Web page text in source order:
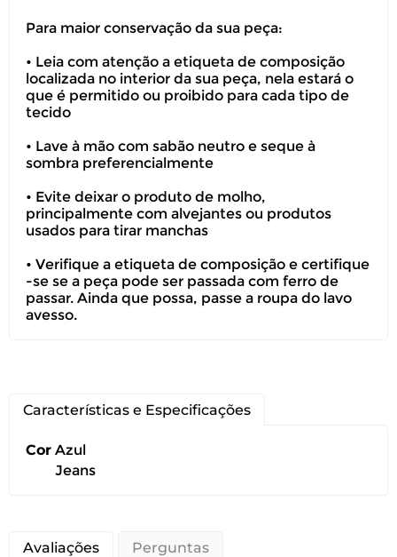
Você pode devolver este
produto gratuitamente.
recebimento do produto, para solicitar
a troca ou devolução caso seu produto
É importante revisar aspolíticas de
devolução
Para maior conservação da sua peça:
• Leia com atenção a etiqueta de composição
localizada no interior da sua peça, nela estará o
que é permitido ou proibido para cada tipo de
tecido
• Lave à mão com sabão neutro e seque à
sombra preferencialmente
• Evite deixar o produto de molho,
principalmente com alvejantes ou produtos
usados para tirar manchas
• Verifique a etiqueta de composição e certifique
-se se a peça pode ser passada com ferro de
passar. Ainda que possa, passe a roupa do lavo
avesso.
Características e Especificações
Cor Azul
Jeans
Avaliações Perguntas